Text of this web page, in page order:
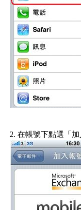
2. 在帳號下點選「加